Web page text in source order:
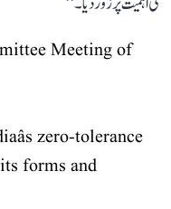
Meeting of
zero-tolerance
forms and